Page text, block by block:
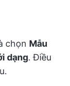
chọn Mẫu
dạng. Điều